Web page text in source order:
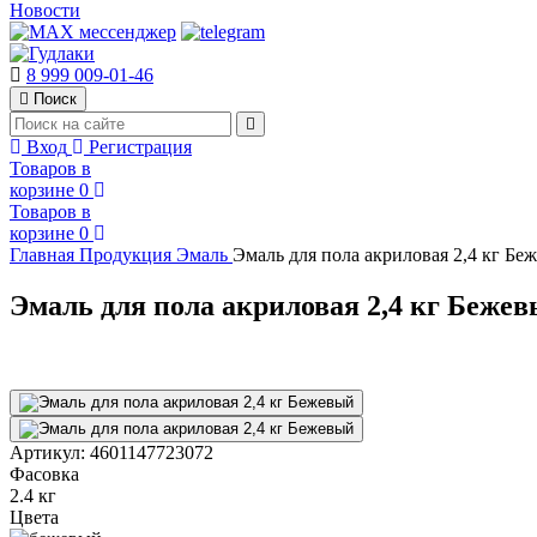
Новости
8 999 009-01-46
Поиск
Вход
Регистрация
Товаров в
корзине 0
Товаров в
корзине 0
Главная Продукция Эмаль Эмаль для пола акриловая 2,4 кг
Эмаль для пола акриловая 2,4 кг
Артикул: 4601147723072
Фасовка
2.4 кг
Цвета